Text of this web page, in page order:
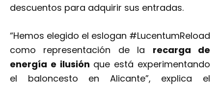
descuentos para adquirir sus entradas.
“Hemos elegido el eslogan #LucentumReload
como representación de la recarga de
energía e ilusión que está experimentando
el baloncesto en Alicante”, explica el